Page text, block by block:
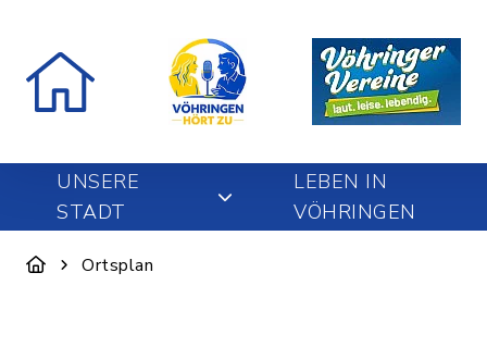
UNSERE
STADT
LEBEN IN
VÖHRINGEN
Ortsplan